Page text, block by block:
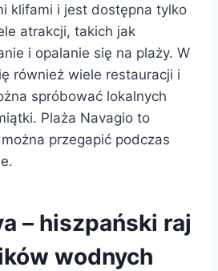
klifami i jest dostępna tylko
atrakcji, takich jak
i opalanie się na plaży. W
również wiele restauracji i
spróbować lokalnych
Plaża Navagio to
przegapić podczas
– hiszpański raj
wodnych